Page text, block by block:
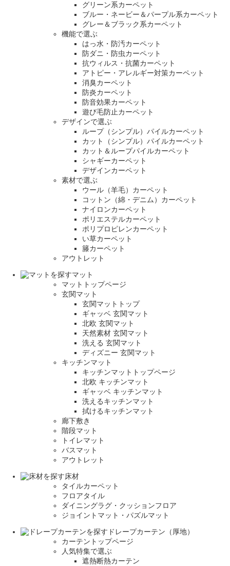
グリーン系カーペット
ブルー・ネービー＆パープル系カーペット
グレー＆ブラック系カーペット
機能で選ぶ
はっ水・防汚カーペット
防ダニ・防虫カーペット
抗ウィルス・抗菌カーペット
アトピー・アレルギー対策カーペット
消臭カーペット
防炎カーペット
防音効果カーペット
遊び毛防止カーペット
デザインで選ぶ
ループ（シンプル）パイルカーペット
カット（シンプル）パイルカーペット
カット＆ループパイルカーペット
シャギーカーペット
デザインカーペット
素材で選ぶ
ウール（羊毛）カーペット
コットン（綿・デニム）カーペット
ナイロンカーペット
ポリエステルカーペット
ポリプロピレンカーペット
い草カーペット
籐カーペット
アウトレット
マット
マットトップページ
玄関マット
玄関マットトップ
ギャッベ 玄関マット
北欧 玄関マット
天然素材 玄関マット
洗える 玄関マット
ディズニー 玄関マット
キッチンマット
キッチンマットトップページ
北欧 キッチンマット
ギャッベ キッチンマット
洗えるキッチンマット
拭けるキッチンマット
廊下敷き
階段マット
トイレマット
バスマット
アウトレット
床材
タイルカーペット
フロアタイル
ダイニングラグ・クッションフロア
ジョイントマット・パズルマット
ドレープカーテン（厚地）
カーテントップページ
人気特集で選ぶ
遮熱断熱カーテン